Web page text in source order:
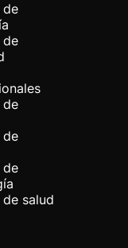
de
de
de
de
de
salud